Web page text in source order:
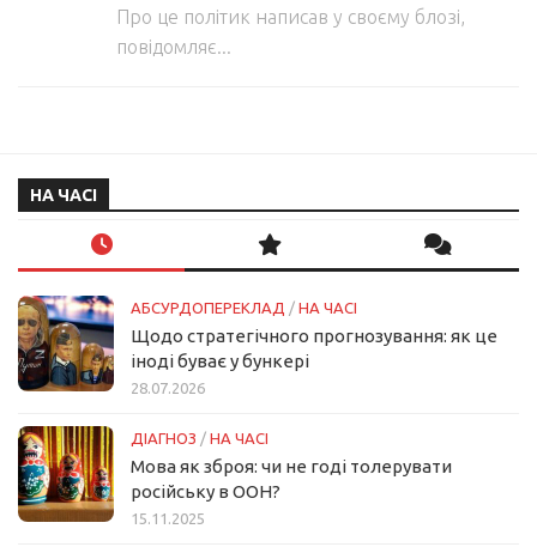
Про це політик написав у своєму блозі,
повідомляє...
НА ЧАСІ
АБСУРДОПЕРЕКЛАД / НА ЧАСІ
Щодо стратегічного прогнозування: як це
іноді буває у бункері
28.07.2026
ДІАГНОЗ / НА ЧАСІ
Мова як зброя: чи не годі толерувати
російську в ООН?
15.11.2025